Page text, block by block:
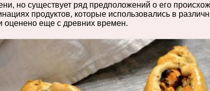
но существует ряд предположений о его
продуктов, которые использовались в
оценено еще с древних времен.